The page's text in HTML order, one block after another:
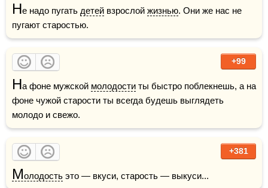
Не надо пугать детей взрослой жизнью. Они же нас не
пугают старостью.
+99
На фоне мужской молодости ты быстро поблекнешь, а на
фоне чужой старости ты всегда будешь выглядеть
молодо и свежо.
+381
Молодость это — вкуси, старость — выкуси...